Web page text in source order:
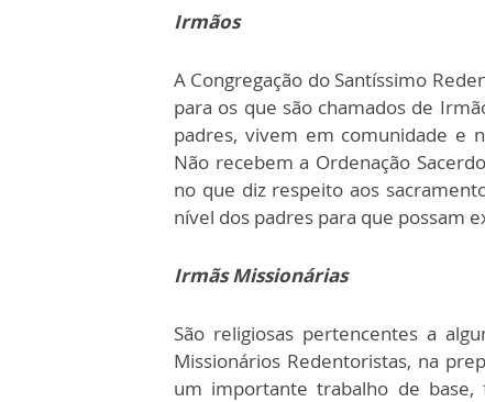
Irmãos
A Congregação do Santíssimo
para os que são chamados de
padres, vivem em comunidade e
Não recebem a Ordenação
no que diz respeito aos
nível dos padres para que possam
Irmãs Missionárias
São religiosas pertencentes a
Missionários Redentoristas, na
um importante trabalho de base,